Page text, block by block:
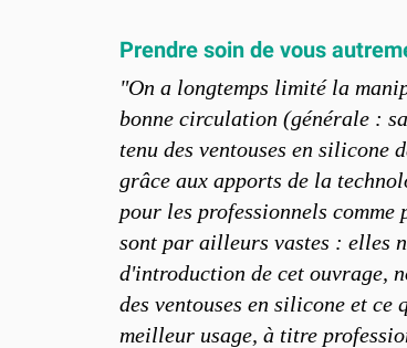
Prendre soin de vous
"On a longtemps limité la
bonne circulation (générale :
tenu des ventouses en
grâce aux apports de la
pour les professionnels
sont par ailleurs vastes : elles
d'introduction de cet ouvrage,
des ventouses en silicone et
meilleur usage, à titre